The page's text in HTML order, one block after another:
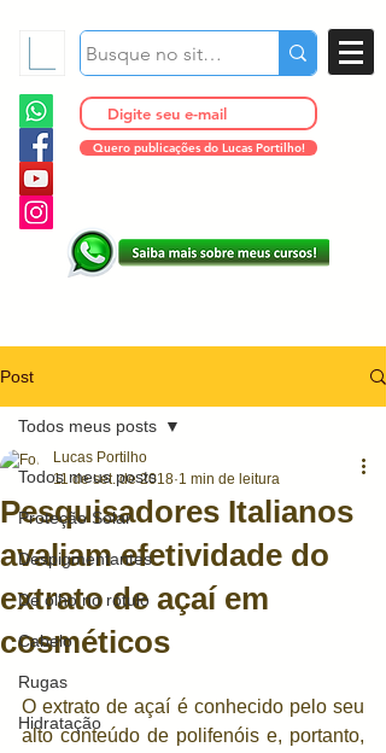
Quero publicações do Lucas Portilho!
Post
Todos meus posts
Proteção Solar
Despigmentantes
De olho no rótulo
Cabelo
Rugas
Hidratação
Todos meus posts
Pesquisadores Italianos
avaliam efetividade do
extrato de açaí em
cosméticos
Lucas Portilho
11 de set. de 2018 1 min de leitura
O extrato de açaí é conhecido pelo seu
alto conteúdo de polifenóis e, portanto,